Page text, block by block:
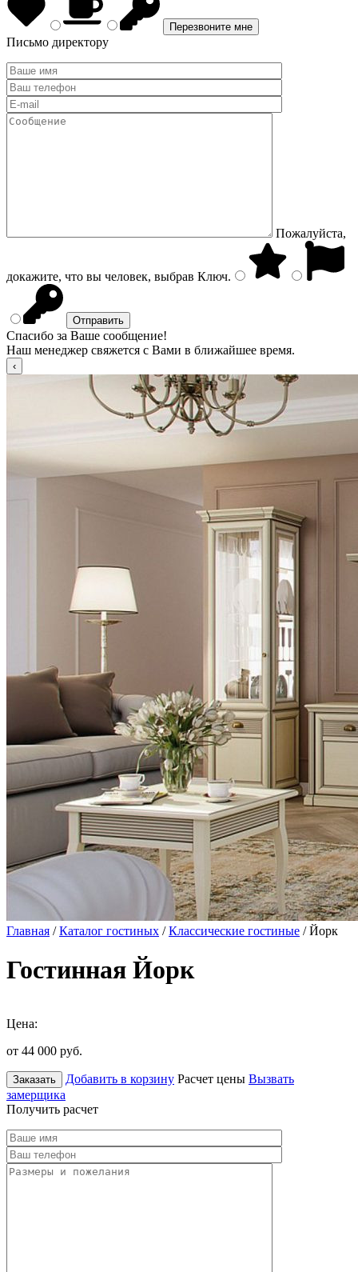
Письмо директору
Пожалуйста,
докажите, что вы человек, выбрав Ключ.
Спасибо за Ваше сообщение!
Наш менеджер свяжется с Вами в ближайшее время.
Главная /Каталог гостиных /Классические гостиные / Йорк
Гостинная Йорк
Цена:
от 44 000 руб.
Заказать Добавить в корзину Расчет цены Вызвать
замерщика
Получить расчет